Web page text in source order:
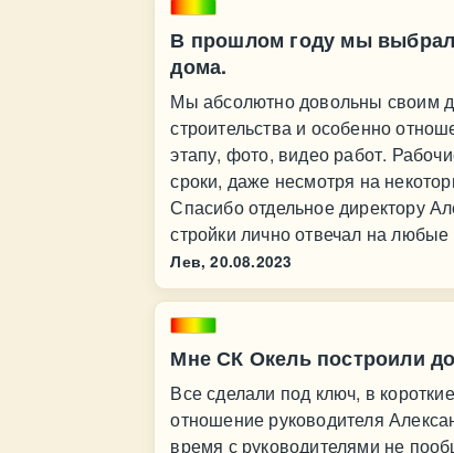
В прошлом году мы
дома.
Мы абсолютно довольны своим
строительства и особенно
этапу, фото, видео работ.
сроки, даже несмотря на
Спасибо отдельное директору
стройки лично отвечал на
Лев, 20.08.2023
Мне СК Окель построили
Все сделали под ключ, в
отношение руководителя
время с руководителями не